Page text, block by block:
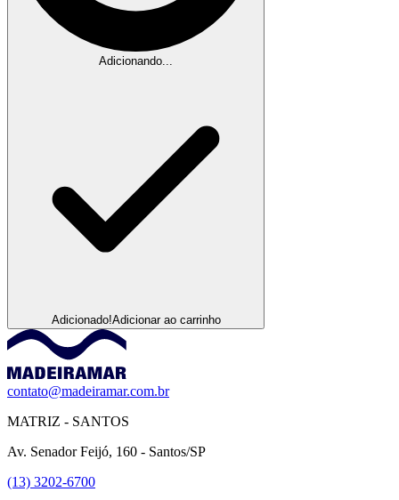
Adicionando...
Adicionado!Adicionar ao carrinho
contato@madeiramar.com.br
MATRIZ - SANTOS
Av. Senador Feijó, 160 - Santos/SP
(13) 3202-6700